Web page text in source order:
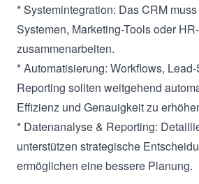
* Systemintegration: Das CRM
Systemen, Marketing-Tools oder
zusammenarbeiten.
* Automatisierung: Workflows,
Reporting sollten weitgehend
Effizienz und Genauigkeit zu
* Datenanalyse & Reporting:
unterstützen strategische
ermöglichen eine bessere Planung.